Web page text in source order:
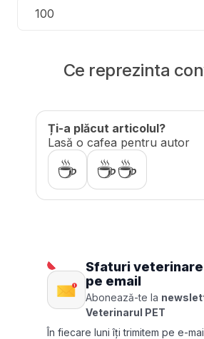
Ce reprezinta
Ți-a plăcut articolul?
Lasă o cafea pentru autor
☕ ☕☕
Sfaturi
pe email
Abonează-te la
Veterinarul PET
În fiecare luni îți trimitem pe e-